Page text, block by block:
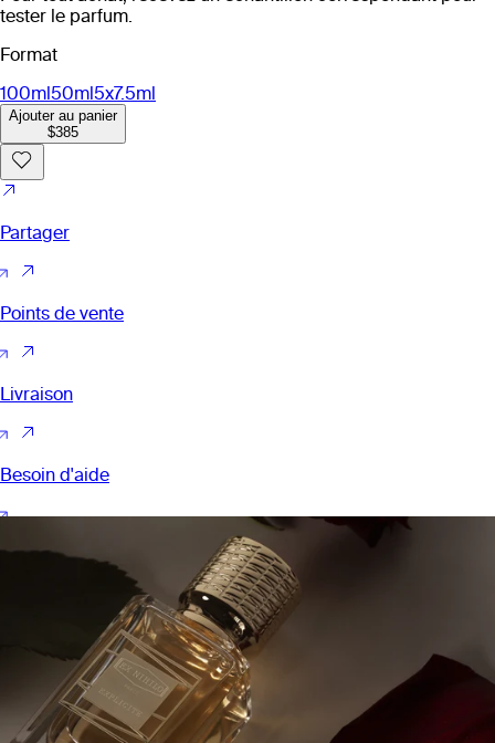
tester le parfum.
Format
100ml50ml5x7.5ml
Ajouter au panier
$385
Partager
Points de vente
Livraison
Besoin d'aide